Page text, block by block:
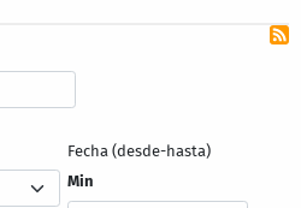
Fecha (desde-hasta)
Min